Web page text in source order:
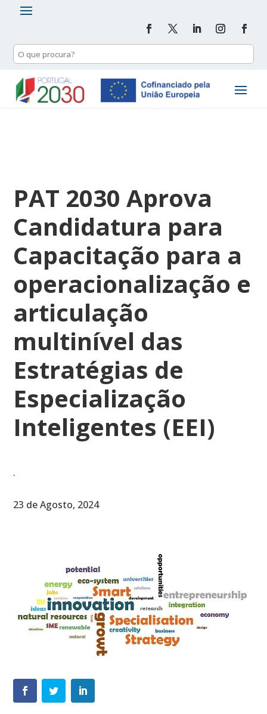
PAT 2030 Aprova
Candidatura para
Capacitação para a
operacionalização e
articulação
multinível das
Estratégias de
Especialização
Inteligentes (EEI)
.
23 de Agosto, 2024